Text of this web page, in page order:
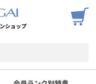
ショップ